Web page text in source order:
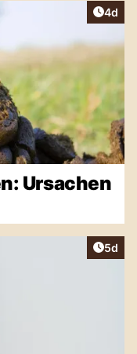
4d
Ursachen
5d